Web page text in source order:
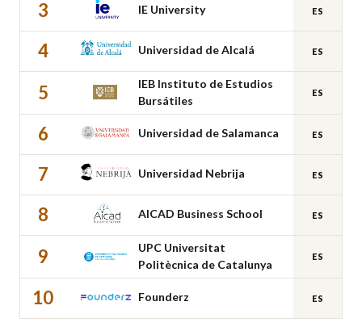
3 IE University ES
4 Universidad de Alcalá ES
5
IEB Instituto de Estudios
Bursátiles
ES
6 Universidad de Salamanca ES
7 Universidad Nebrija ES
8 AICAD Business School ES
9
UPC Universitat
Politècnica de Catalunya
ES
10 Founderz ES